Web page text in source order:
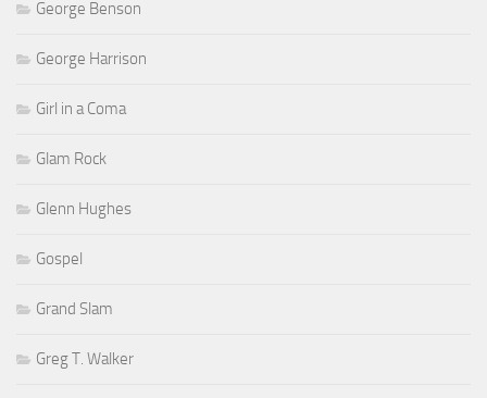
George Benson
George Harrison
Girl in a Coma
Glam Rock
Glenn Hughes
Gospel
Grand Slam
Greg T. Walker